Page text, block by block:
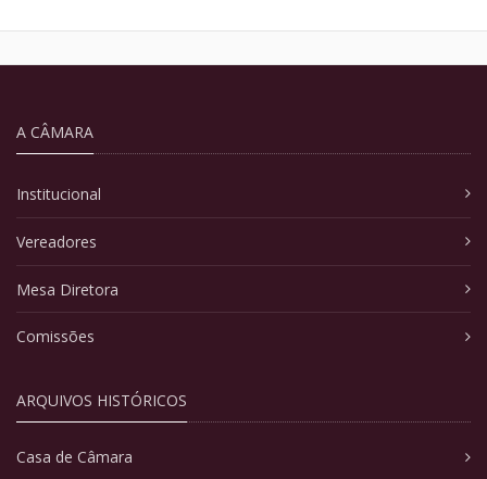
A CÂMARA
Institucional
Vereadores
Mesa Diretora
Comissões
ARQUIVOS HISTÓRICOS
Casa de Câmara